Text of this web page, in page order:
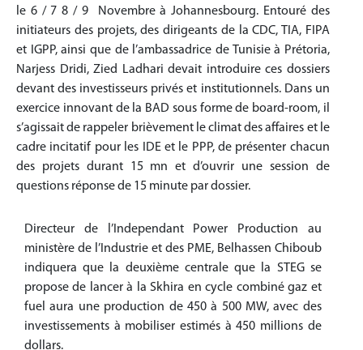
le 6 / 7 8 / 9 Novembre à Johannesbourg. Entouré des
initiateurs des projets, des dirigeants de la CDC, TIA, FIPA
et IGPP, ainsi que de l’ambassadrice de Tunisie à Prétoria,
Narjess Dridi, Zied Ladhari devait introduire ces dossiers
devant des investisseurs privés et institutionnels. Dans un
exercice innovant de la BAD sous forme de board-room, il
s’agissait de rappeler brièvement le climat des affaires et le
cadre incitatif pour les IDE et le PPP, de présenter chacun
des projets durant 15 mn et d’ouvrir une session de
questions réponse de 15 minute par dossier.
Directeur de l’Independant Power Production au
ministère de l’Industrie et des PME, Belhassen Chiboub
indiquera que la deuxième centrale que la STEG se
propose de lancer à la Skhira en cycle combiné gaz et
fuel aura une production de 450 à 500 MW, avec des
investissements à mobiliser estimés à 450 millions de
dollars.